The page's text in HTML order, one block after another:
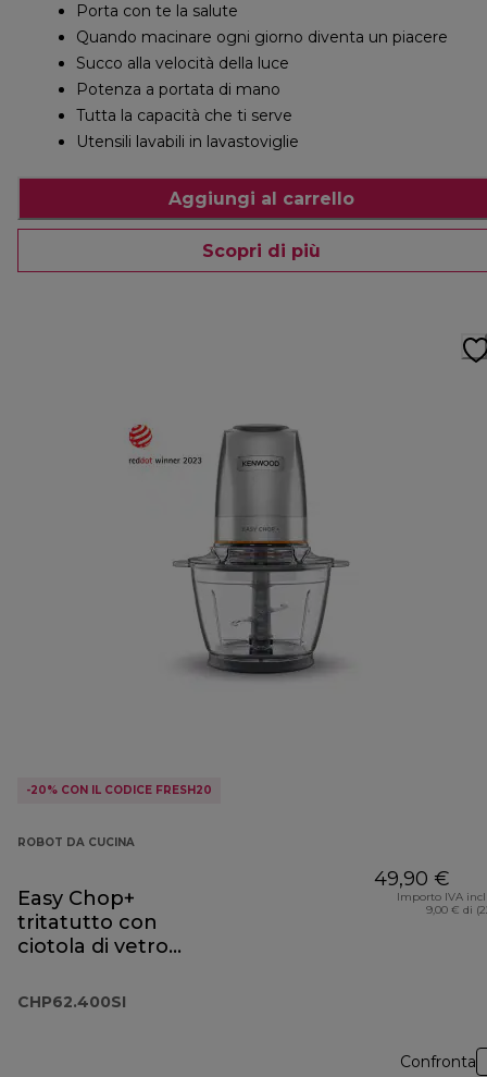
Porta con te la salute
Quando macinare ogni giorno diventa un piacere
Succo alla velocità della luce
Potenza a portata di mano
Tutta la capacità che ti serve
Utensili lavabili in lavastoviglie
Aggiungi al carrello
Scopri di più
-20% CON IL CODICE FRESH20
ROBOT DA CUCINA
Easy Chop+
tritatutto con
ciotola di vetro
CHP62.400SI
49,90 €
Importo IVA
9,00 € di
Confronta